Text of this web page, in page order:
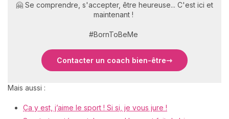
🤗 Se comprendre, s'accepter, être heureuse... C'est ici et
maintenant !
#BornToBeMe
Contacter un coach bien-être
Mais aussi :
Ça y est, j’aime le sport ! Si si, je vous jure !